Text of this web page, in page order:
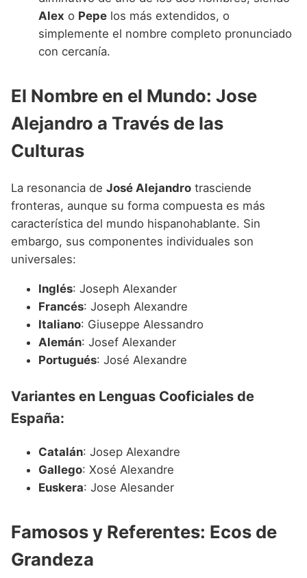
Alex o Pepe los más extendidos, o
simplemente el nombre completo pronunciado
con cercanía.
El Nombre en el Mundo: Jose
Alejandro a Través de las
Culturas
La resonancia de José Alejandro trasciende
fronteras, aunque su forma compuesta es más
característica del mundo hispanohablante. Sin
embargo, sus componentes individuales son
universales:
Inglés: Joseph Alexander
Francés: Joseph Alexandre
Italiano: Giuseppe Alessandro
Alemán: Josef Alexander
Portugués: José Alexandre
Variantes en Lenguas Cooficiales de
España:
Catalán: Josep Alexandre
Gallego: Xosé Alexandre
Euskera: Jose Alesander
Famosos y Referentes: Ecos de
Grandeza